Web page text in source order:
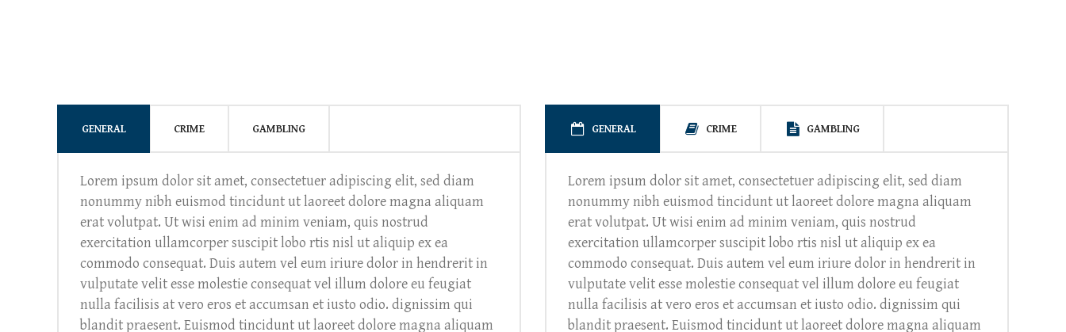
GENERAL CRIME GAMBLING
Lorem ipsum dolor sit amet, consectetuer adipiscing elit, sed diam
nonummy nibh euismod tincidunt ut laoreet dolore magna aliquam
erat volutpat. Ut wisi enim ad minim veniam, quis nostrud
exercitation ullamcorper suscipit lobo rtis nisl ut aliquip ex ea
commodo consequat. Duis autem vel eum iriure dolor in hendrerit in
vulputate velit esse molestie consequat vel illum dolore eu feugiat
nulla facilisis at vero eros et accumsan et iusto odio. dignissim qui
blandit praesent. Euismod tincidunt ut laoreet dolore magna aliquam
GENERAL CRIME GAMBLING
Lorem ipsum dolor sit amet, consectetuer adipiscing elit, sed diam
nonummy nibh euismod tincidunt ut laoreet dolore magna aliquam
erat volutpat. Ut wisi enim ad minim veniam, quis nostrud
exercitation ullamcorper suscipit lobo rtis nisl ut aliquip ex ea
commodo consequat. Duis autem vel eum iriure dolor in hendrerit in
vulputate velit esse molestie consequat vel illum dolore eu feugiat
nulla facilisis at vero eros et accumsan et iusto odio. dignissim qui
blandit praesent. Euismod tincidunt ut laoreet dolore magna aliquam